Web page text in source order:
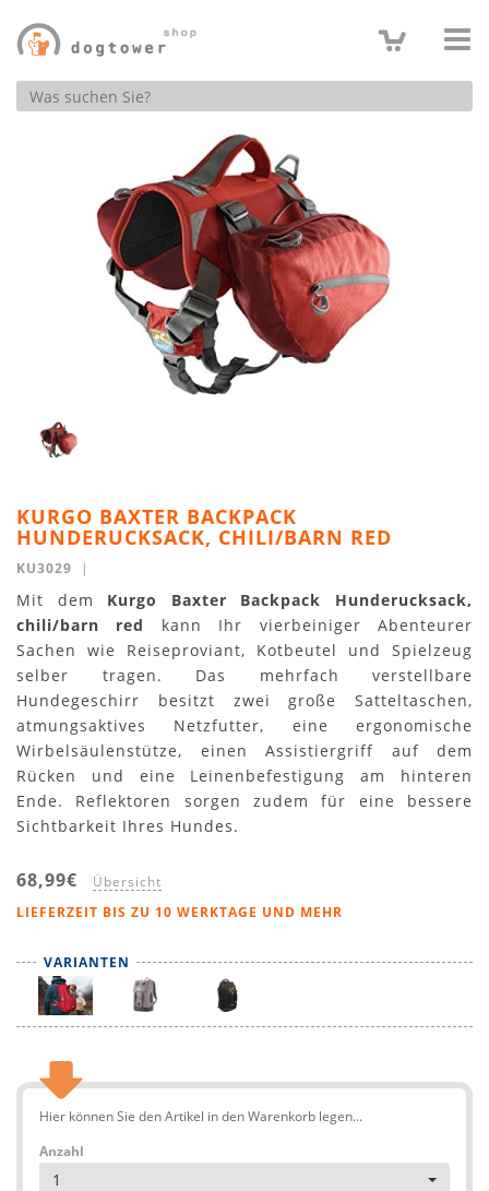
Produktsuche
KURGO BAXTER BACKPACK
HUNDERUCKSACK, CHILI/BARN RED
KU3029 |
Mit dem Kurgo Baxter Backpack Hunderucksack,
chili/barn red
kann Ihr vierbeiniger Abenteurer
Sachen wie Reiseproviant, Kotbeutel und Spielzeug
selber tragen. Das mehrfach verstellbare
Hundegeschirr besitzt zwei große Satteltaschen,
atmungsaktives Netzfutter, eine ergonomische
Wirbelsäulenstütze, einen Assistiergriff auf dem
Rücken und eine Leinenbefestigung am hinteren
Ende. Reflektoren sorgen zudem für eine bessere
Sichtbarkeit Ihres Hundes.
68,99€ Übersicht
LIEFERZEIT BIS ZU 10 WERKTAGE UND MEHR
VARIANTEN
Hier können Sie den Artikel in den Warenkorb legen...
Anzahl
1